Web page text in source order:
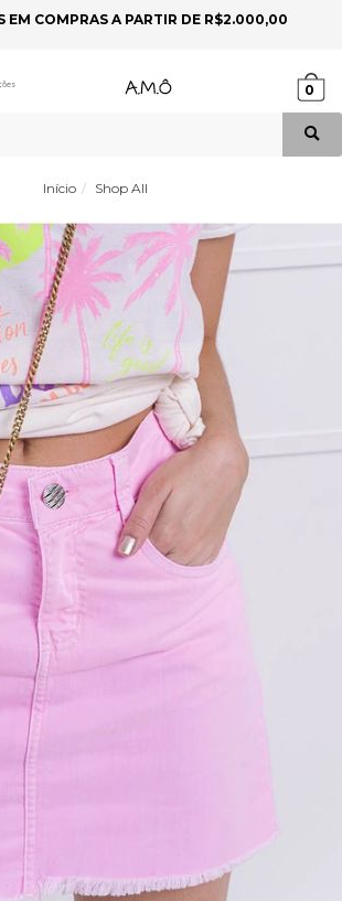
EM COMPRAS A PARTIR DE R$2.000,00
0
Início Shop All